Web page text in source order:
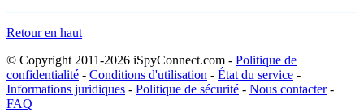
Retour en haut
© Copyright 2011-2026 iSpyConnect.com - Politique de
confidentialité - Conditions d'utilisation - État du service -
Informations juridiques - Politique de sécurité - Nous contacter-
FAQ